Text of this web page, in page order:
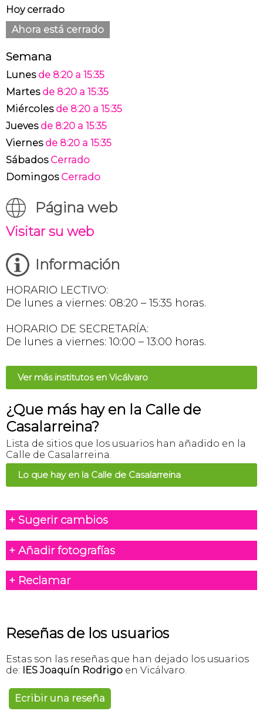
Hoy cerrado
Ahora está cerrado
Semana
Lunes de 8:20 a 15:35
Martes de 8:20 a 15:35
Miércoles de 8:20 a 15:35
Jueves de 8:20 a 15:35
Viernes de 8:20 a 15:35
Sábados Cerrado
Domingos Cerrado
Página web
Visitar su web
Información
HORARIO LECTIVO:
De lunes a viernes: 08:20 – 15:35 horas.
HORARIO DE SECRETARÍA:
De lunes a viernes: 10:00 – 13:00 horas.
Ver más institutos en Vicálvaro
¿Que más hay en la Calle de
Casalarreina?
Lista de sitios que los usuarios han añadido en la
Calle de Casalarreina.
Lo que hay en la Calle de Casalarreina
+ Sugerir cambios
+ Añadir fotografías
+ Reclamar
Reseñas de los usuarios
Estas son las reseñas que han dejado los usuarios
de: IES Joaquín Rodrigo en Vicálvaro.
Ecribir una reseña